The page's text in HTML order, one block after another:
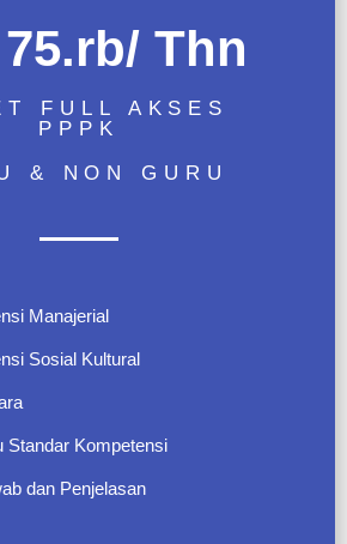
Thn
FULL AKSES
PPPK
& NON GURU
Manajerial
Sosial Kultural
Standar Kompetensi
dan Penjelasan